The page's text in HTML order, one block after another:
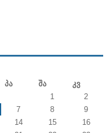
Პა Შა
Კვ
1
2
7 8
9
14 15
16